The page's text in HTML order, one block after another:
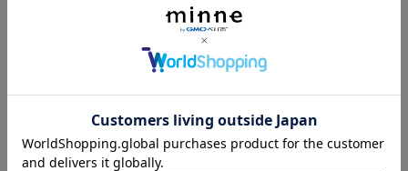
【SALE】95cm 蝶タイ付ボタンダウンクレリックシャツ アウトレット 七五三 入園
在庫わずか***送料込【ベビーフォーマル】ボレロ付きティアードワンピース 七五三や冠婚葬祭に